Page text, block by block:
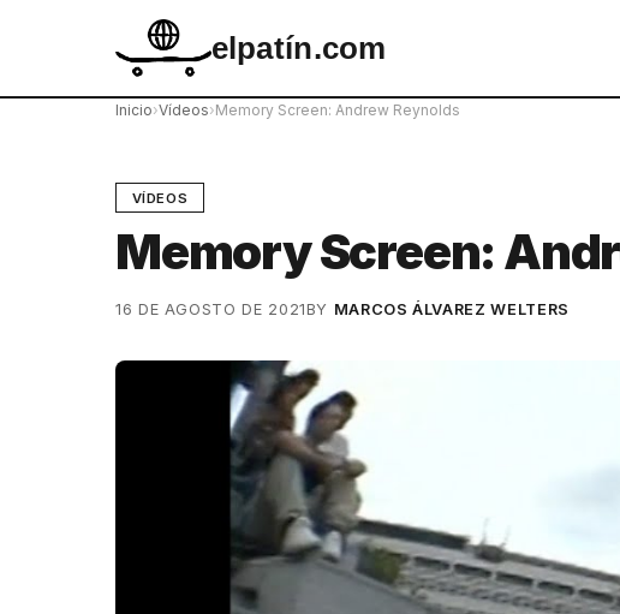
elpatín.com
Inicio›Vídeos›Memory Screen: Andrew Reynolds
VÍDEOS
Memory Screen:
16 DE AGOSTO DE 2021BY MARCOS ÁLVAREZ WELTERS